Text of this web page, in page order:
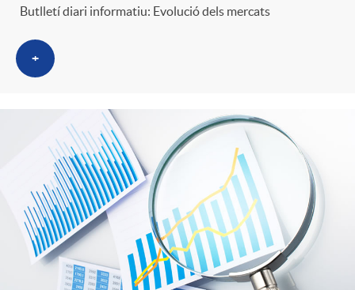
Butlletí diari informatiu: Evolució dels mercats
+